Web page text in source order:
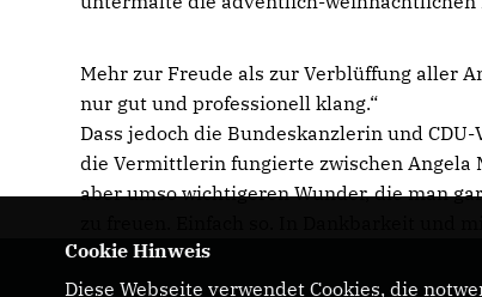
Mehr zur Freude als zur Verblüffung aller
nur gut und professionell klang.“
Dass jedoch die Bundeskanzlerin und
die Vermittlerin fungierte zwischen Angela
aber umso wichtigeren Wunder, die man
Cookie Hinweis
Diese Webseite verwendet Cookies, die